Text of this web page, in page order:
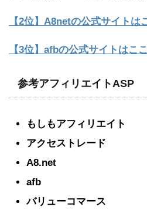
【2位】A8netの公式サイトは
【3位】afbの公式サイトはこ
参考アフィリエイトASP
もしもアフィリエイト
アクセストレード
A8.net
afb
バリューコマース